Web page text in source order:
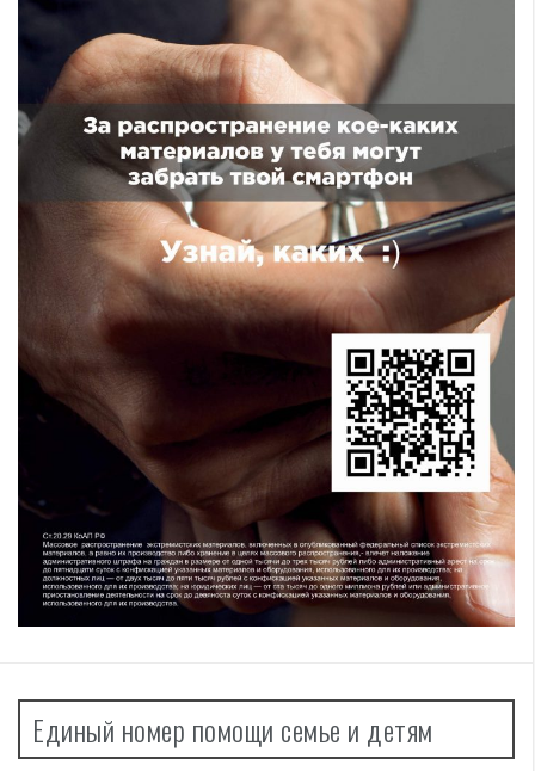
Единый номер помощи семье и детям